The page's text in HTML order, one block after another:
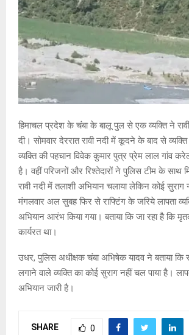
हिमाचल प्रदेश के चंबा के बालू पुल से एक व्यक्ति ने
दी। सोमवार देररात रावी नदी में कूदने के बाद से
व्यक्ति की पहचान विवेक कुमार पुत्र प्रेम लाल गांव
है। वहीं परिजनों और रिश्तेदारों ने पुलिस टीम के साथ
रावी नदी में तलाशी अभियान चलाया लेकिन कोई सुराग
मंगलवार अल सुबह फिर से राफ्टिंग के जरिये लापता
अभियान आरंभ किया गया। बताया कि जा रहा है कि
कार्यरत था।
उधर, पुलिस अधीक्षक चंबा अभिषेक यादव ने बताया कि
लगाने वाले व्यक्ति का कोई सुराग नहीं चल पाया है।
अभियान जारी है।
SHARE 0